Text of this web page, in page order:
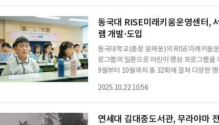
다.이번에 채택된 논문 제목은 ‘QSCA:
y for Monocular Depth Estimation’이
uantization 프레임워
동국대 RISE미래키움운영센터,
램 개발·도입
동국대학교(총장 윤재웅)의 RISE미래키움
로그램의 일환으로 어린이 명상 프로그램
9월부터 10월까지 총 32회에 걸쳐 다양한
중심 프로그램을 제공한다. 이번 명상 프로
향상 등을 목표로 기획됐다.이번 명상 프로
연구소(소장 정도스님)가 공동 개발했으
2025.10.22 10:56
연세대 김대중도서관, 무라야마